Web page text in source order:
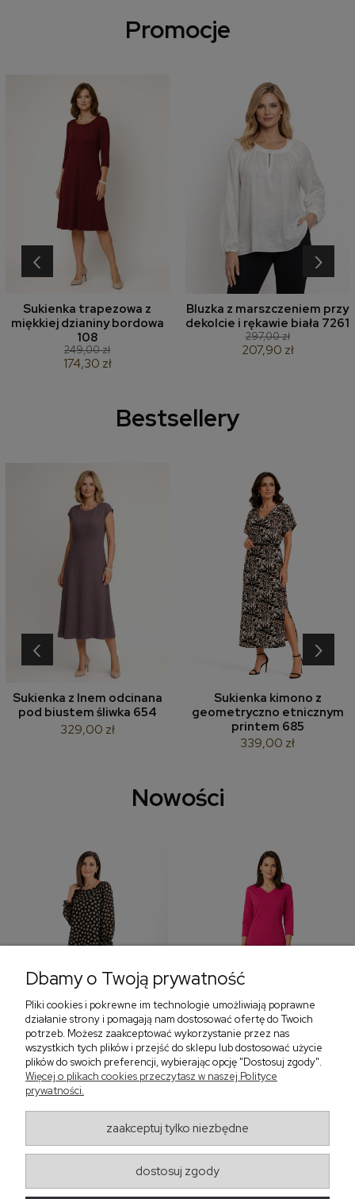
Promocje
Sukienka trapezowa z
miękkiej dzianiny bordowa
108
249,00 zł
174,30 zł
Bluzka z marszczeniem przy
dekolcie i rękawie biała 7261
297,00 zł
207,90 zł
‹ ›
Bestsellery
Sukienka z lnem odcinana
pod biustem śliwka 654
329,00 zł
Sukienka kimono z
geometryczno etnicznym
printem 685
339,00 zł
‹ ›
Nowości
Sukienka z falbaną i
bufiastym rękawem w
405,30 zł
Sukienka z dekoltem w
299,00 zł
‹
Regulaminy
Dbamy o Twoją prywatność
Pliki cookies i pokrewne im technologie umożliwiają poprawne
działanie strony i pomagają nam dostosować ofertę do Twoich
potrzeb. Możesz zaakceptować wykorzystanie przez nas
wszystkich tych plików i przejść do sklepu lub dostosować użycie
plików do swoich preferencji, wybierając opcję "Dostosuj zgody".
Więcej o plikach cookies przeczytasz w naszej Polityce
prywatności.
zaakceptuj tylko niezbędne
dostosuj zgody